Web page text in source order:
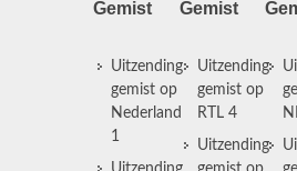
Gemist
Uitzending
gemist op
Nederland
1
Gemist
Uitzending
gemist op
RTL 4
Uitzending